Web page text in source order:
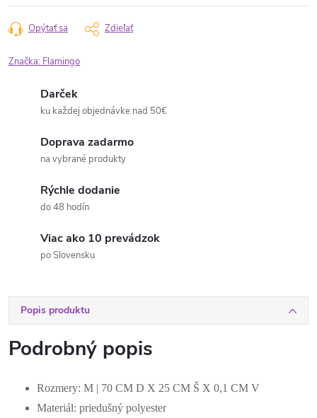
Opýtať sa Zdieľať
Značka: Flamingo
Darček
ku každej objednávke nad 50€
Doprava zadarmo
na vybrané produkty
Rýchle dodanie
do 48 hodín
Viac ako 10 prevádzok
po Slovensku
Popis produktu
Podrobný popis
Rozmery: M | 70 CM D X 25 CM Š X 0,1 CM V
Materiál: priedušný polyester